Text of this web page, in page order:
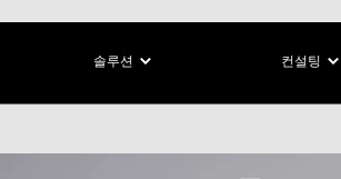
솔루션 컨설팅